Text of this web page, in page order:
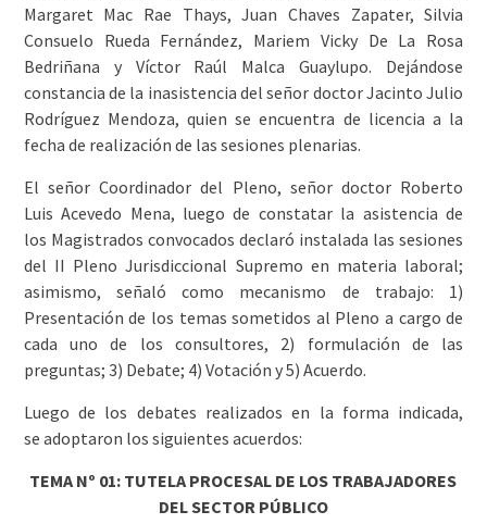
Margaret Mac Rae Thays, Juan Chaves Zapater, Silvia
Consuelo Rueda Fernández, Mariem Vicky De La Rosa
Bedriñana y Víctor Raúl Malca Guaylupo. Dejándose
constancia de la inasistencia del señor doctor Jacinto Julio
Rodríguez Mendoza, quien se encuentra de licencia a la
fecha de realización de las sesiones plenarias.
El señor Coordinador del Pleno, señor doctor Roberto
Luis Acevedo Mena, luego de constatar la asistencia de
los Magistrados convocados declaró instalada las sesiones
del II Pleno Jurisdiccional Supremo en materia laboral;
asimismo, señaló como mecanismo de trabajo: 1)
Presentación de los temas sometidos al Pleno a cargo de
cada uno de los consultores, 2) formulación de las
preguntas; 3) Debate; 4) Votación y 5) Acuerdo.
Luego de los debates realizados en la forma indicada,
se adoptaron los siguientes acuerdos:
TEMA Nº 01: TUTELA PROCESAL DE LOS TRABAJADORES
DEL SECTOR PÚBLICO